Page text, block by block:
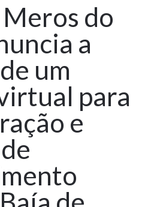
do
a
um
para
e